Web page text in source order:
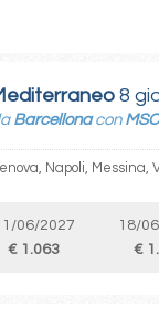
8
Barcellonacon
Napoli,
06/2027
€ 1.063
18/
€